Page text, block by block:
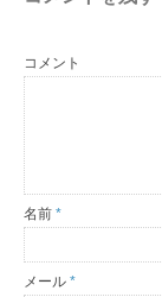
コメント
名前 *
メール *